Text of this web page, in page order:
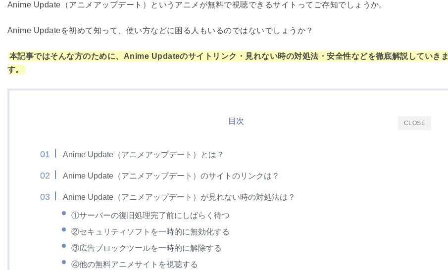
Anime Update（アニメアップデート）というアニメが無料で視聴できるサイトってご存知でしょうか。
Anime Updateを初めて知って、使い方などに困る人もいるのではないでしょうか？
本記事ではそんな方のために、Anime Updateのサイトリンク・見れない時の対処法・安全性などを徹底解説していきま
す。
目次 CLOSE
Anime Update（アニメアップデート）とは？
Anime Update（アニメアップデート）のサイトのリンクは？
Anime Update（アニメアップデート）が見れない時の対処法は？
①サーバーの復旧処理完了前にしばらく待つ
②セキュリティソフトを一時的に無効化する
③広告ブロックツールを一時的に解除する
④他の無料アニメサイトを視聴する